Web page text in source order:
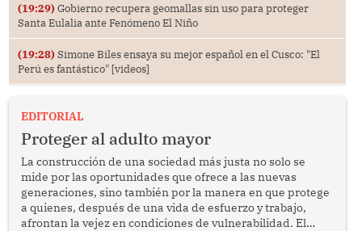
(19:29) Gobierno recupera geomallas sin uso para proteger
Santa Eulalia ante Fenómeno El Niño
(19:28) Simone Biles ensaya su mejor español en el Cusco: "El
Perú es fantástico" [videos]
EDITORIAL
Proteger al adulto mayor
La construcción de una sociedad más justa no solo se
mide por las oportunidades que ofrece a las nuevas
generaciones, sino también por la manera en que protege
a quienes, después de una vida de esfuerzo y trabajo,
afrontan la vejez en condiciones de vulnerabilidad. El